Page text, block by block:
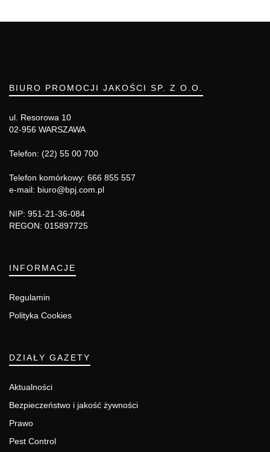
BIURO PROMOCJI JAKOŚCI SP. Z O.O.
ul. Resorowa 10
02-956 WARSZAWA
Telefon: (22) 55 00 700
Telefon komórkowy: 666 855 557
e-mail: biuro@bpj.com.pl
NIP: 951-21-36-084
REGON: 015897725
INFORMACJE
Regulamin
Polityka Cookies
DZIAŁY GAZETY
Aktualności
Bezpieczeństwo i jakość żywności
Prawo
Pest Control